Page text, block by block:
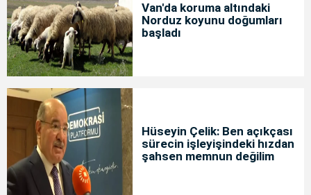
Van'da koruma altındaki
Norduz koyunu doğumları
başladı
Hüseyin Çelik: Ben açıkçası
sürecin işleyişindeki hızdan
şahsen memnun değilim